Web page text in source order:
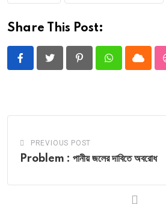
Share This Post:
PinterestWhatsappCloud
PREVIOUS POST
Problem : পানীয় জলের দাবিতে অবরোধ